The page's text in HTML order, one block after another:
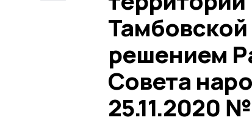
решением
Совета
25.11.2020